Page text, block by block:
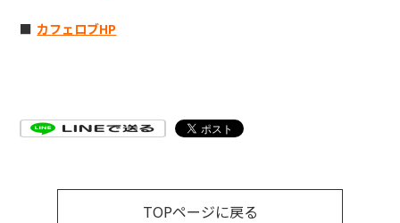
■ カフェロブHP
TOPページに戻る